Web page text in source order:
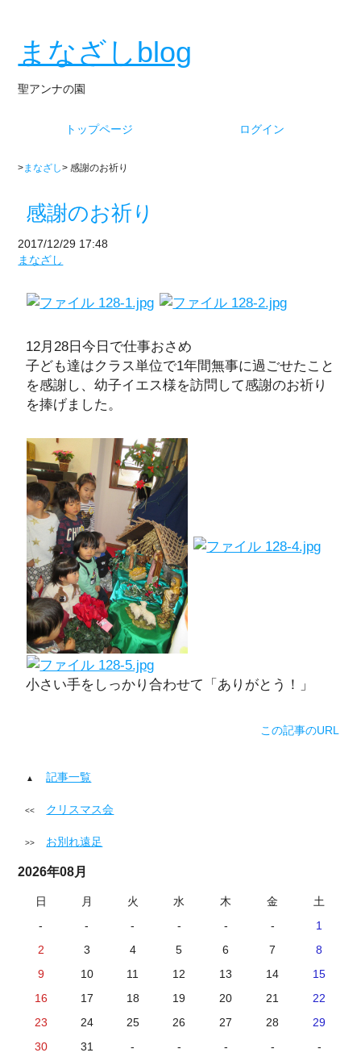
まなざしblog
聖アンナの園
トップページ ログイン
>まなざし> 感謝のお祈り
感謝のお祈り
2017/12/29 17:48
まなざし
12月28日今日で仕事おさめ
子ども達はクラス単位で1年間無事に過ごせたこと
を感謝し、幼子イエス様を訪問して感謝のお祈り
を捧げました。
小さい手をしっかり合わせて「ありがとう！」
この記事のURL
記事一覧
クリスマス会
お別れ遠足
2026年08月
日 月 火 水 木 金
土
-
- - - - -
1
2
3 4 5 6 7
8
9
10 11 12 13 14
15
16
17 18 19 20 21
22
23
24 25 26 27 28
29
30
31 - - - - -